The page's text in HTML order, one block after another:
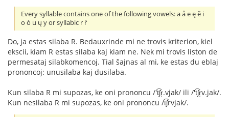
Every syllable contains one of the following vowels: a å e ę ě i
o ò u ų y or syllabic r ŕ
Do, ja estas silaba R. Bedauxrinde mi ne trovis kriterion, kiel
ekscii, kiam R estas silaba kaj kiam ne. Nek mi trovis liston de
permesataj silabkomencoj. Tial ŝajnas al mi, ke estas du eblaj
prononcoj: unusilaba kaj dusilaba.
Kun silaba R mi supozas, ke oni prononcu /'t͡ʃr̩.vjak/ ili /'t͡ʃr̩v.jak/.
Kun nesilaba R mi supozas, ke oni prononcu /t͡ʃrvjak/.